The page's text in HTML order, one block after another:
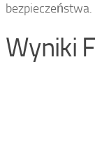
bezpieczeństwa.
Wyniki